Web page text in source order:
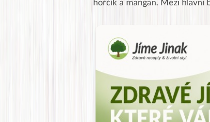
hořčík a mangan. Mezi hlavní